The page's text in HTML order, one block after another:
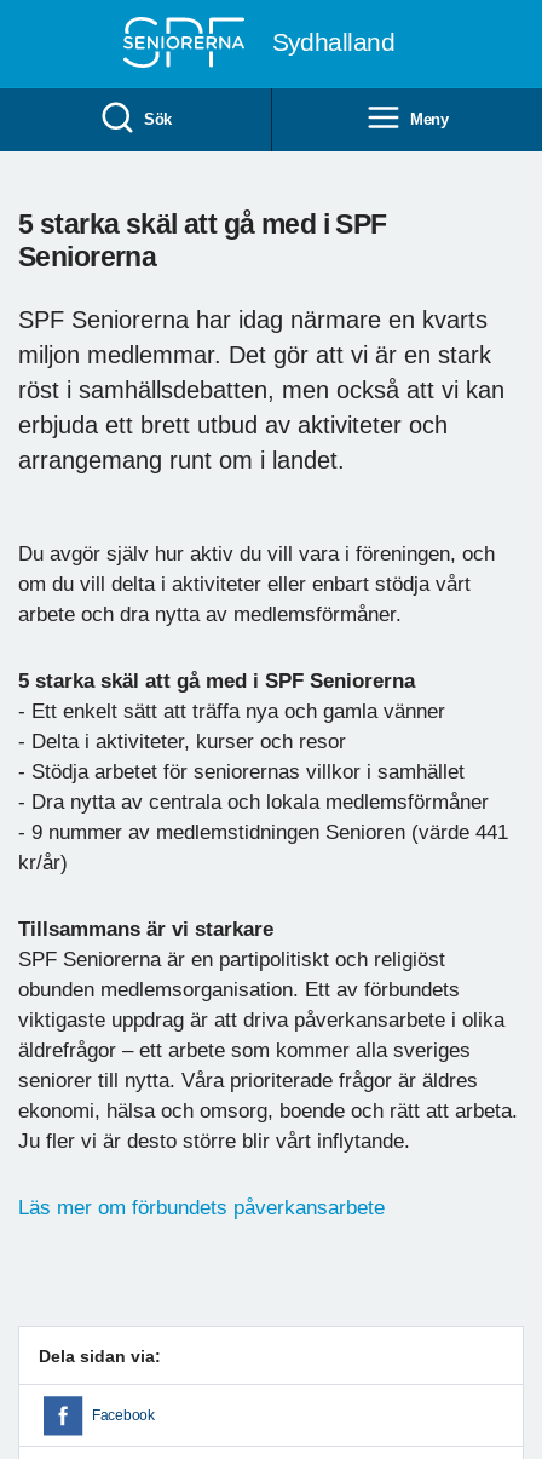
Sydhalland
Sök Meny
5 starka skäl att gå med i SPF
Seniorerna
SPF Seniorerna har idag närmare en kvarts
miljon medlemmar. Det gör att vi är en stark
röst i samhällsdebatten, men också att vi kan
erbjuda ett brett utbud av aktiviteter och
arrangemang runt om i landet.
Du avgör själv hur aktiv du vill vara i föreningen, och
om du vill delta i aktiviteter eller enbart stödja vårt
arbete och dra nytta av medlemsförmåner.
5 starka skäl att gå med i SPF Seniorerna
- Ett enkelt sätt att träffa nya och gamla vänner
- Delta i aktiviteter, kurser och resor
- Stödja arbetet för seniorernas villkor i samhället
- Dra nytta av centrala och lokala medlemsförmåner
- 9 nummer av medlemstidningen Senioren (värde 441
kr/år)
Tillsammans är vi starkare
SPF Seniorerna är en partipolitiskt och religiöst
obunden medlemsorganisation. Ett av förbundets
viktigaste uppdrag är att driva påverkansarbete i olika
äldrefrågor – ett arbete som kommer alla sveriges
seniorer till nytta. Våra prioriterade frågor är äldres
ekonomi, hälsa och omsorg, boende och rätt att arbeta.
Ju fler vi är desto större blir vårt inflytande.
Läs mer om förbundets påverkansarbete
Dela sidan via:
Facebook